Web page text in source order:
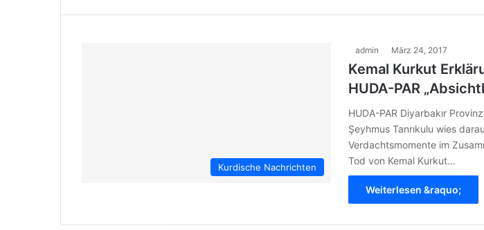
Kurdische Nachrichten
admin März 24, 2017
Kemal Kurkut
HUDA-PAR
HUDA-PAR Diyarbakır
Şeyhmus Tanrıkulu wies
Verdachtsmomente im
Tod von Kemal Kurkut…
Weiterlesen &raquo;